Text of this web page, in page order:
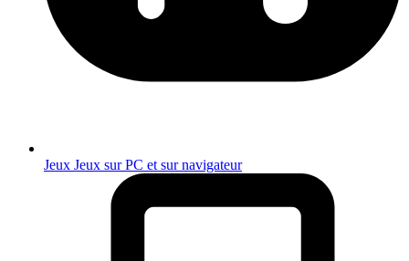
Jeux Jeux sur PC et sur navigateur